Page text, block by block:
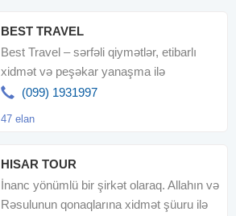
BEST TRAVEL
Best Travel – sərfəli qiymətlər, etibarlı
xidmət və peşəkar yanaşma ilə
arzunuzdakı istirahətə bir addı
(099) 1931997
47 elan
HISAR TOUR
İnanc yönümlü bir şirkət olaraq. Allahın və
Rəsulunun qonaqlarına xidmət şüuru ilə